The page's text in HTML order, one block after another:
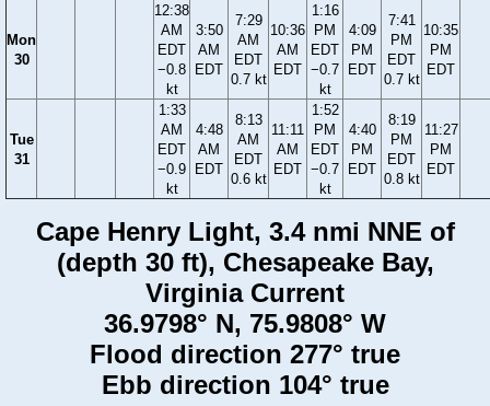
Mon
30
12:38
AM
EDT
−0.8
kt
3:50
AM
EDT
7:29
AM
EDT
0.7 kt
10:36
AM
EDT
1:16
PM
EDT
−0.7
kt
4:09
PM
EDT
7:41
PM
EDT
0.7 kt
10:35
PM
EDT
Tue
31
1:33
AM
EDT
−0.9
kt
4:48
AM
EDT
8:13
AM
EDT
0.6 kt
11:11
AM
EDT
1:52
PM
EDT
−0.7
kt
4:40
PM
EDT
8:19
PM
EDT
0.8 kt
11:27
PM
EDT
Cape Henry Light, 3.4 nmi NNE of
(depth 30 ft), Chesapeake Bay,
Virginia Current
36.9798° N, 75.9808° W
Flood direction 277° true
Ebb direction 104° true